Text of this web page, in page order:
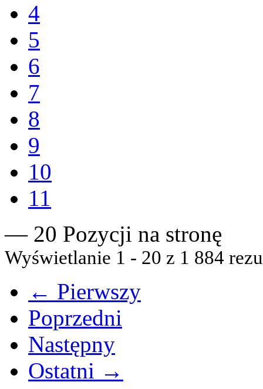
4
5
6
7
8
9
10
11
— 20 Pozycji na stronę
Wyświetlanie 1 - 20 z 1 884
← Pierwszy
Poprzedni
Następny
Ostatni →